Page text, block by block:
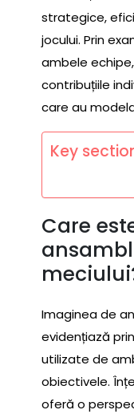
strategice,
jocului. Prin
ambele
contribuțiile
care au
Key
Care
Imaginea de
evidențiază
utilizate de
obiectivele.
oferă o